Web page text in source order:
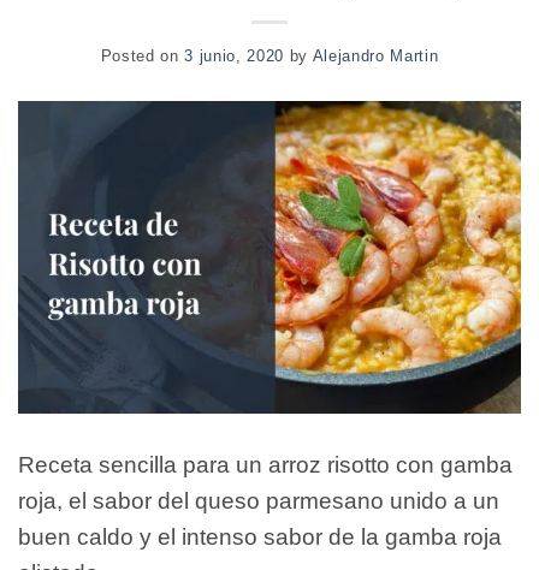
Posted on3 junio, 2020 by Alejandro Martin
Receta sencilla para un arroz risotto con gamba
roja, el sabor del queso parmesano unido a un
buen caldo y el intenso sabor de la gamba roja